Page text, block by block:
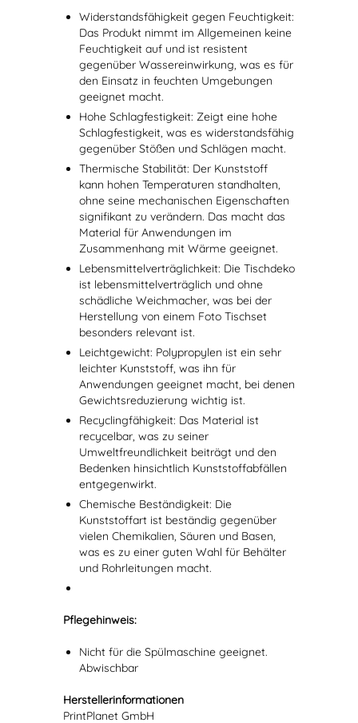
Widerstandsfähigkeit gegen Feuchtigkeit:
Das Produkt nimmt im Allgemeinen keine
Feuchtigkeit auf und ist resistent
gegenüber Wassereinwirkung, was es für
den Einsatz in feuchten Umgebungen
geeignet macht.
Hohe Schlagfestigkeit: Zeigt eine hohe
Schlagfestigkeit, was es widerstandsfähig
gegenüber Stößen und Schlägen macht.
Thermische Stabilität: Der Kunststoff
kann hohen Temperaturen standhalten,
ohne seine mechanischen Eigenschaften
signifikant zu verändern. Das macht das
Material für Anwendungen im
Zusammenhang mit Wärme geeignet.
Lebensmittelverträglichkeit: Die Tischdeko
ist lebensmittelverträglich und ohne
schädliche Weichmacher, was bei der
Herstellung von einem Foto Tischset
besonders relevant ist.
Leichtgewicht: Polypropylen ist ein sehr
leichter Kunststoff, was ihn für
Anwendungen geeignet macht, bei denen
Gewichtsreduzierung wichtig ist.
Recyclingfähigkeit: Das Material ist
recycelbar, was zu seiner
Umweltfreundlichkeit beiträgt und den
Bedenken hinsichtlich Kunststoffabfällen
entgegenwirkt.
Chemische Beständigkeit: Die
Kunststoffart ist beständig gegenüber
vielen Chemikalien, Säuren und Basen,
was es zu einer guten Wahl für Behälter
und Rohrleitungen macht.
Pflegehinweis:
Nicht für die Spülmaschine geeignet.
Abwischbar
Herstellerinformationen
PrintPlanet GmbH